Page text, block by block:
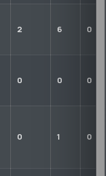
2 6 0
0 0 0
0 1 0